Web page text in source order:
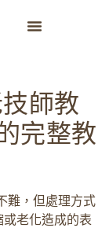
師教
完整教
難，但處理方式
老化造成的表